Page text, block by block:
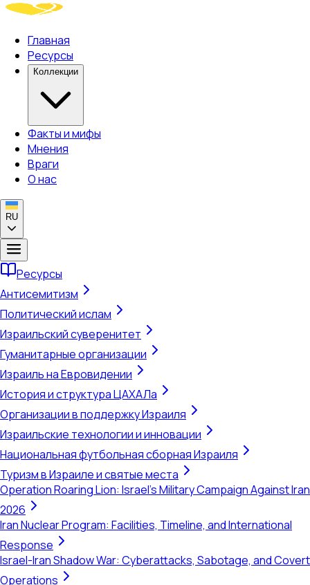
Главная
Ресурсы
Коллекции
Факты и мифы
Мнения
Враги
О нас
RU
Ресурсы
Антисемитизм
Политический ислам
Израильский суверенитет
Гуманитарные организации
Израиль на Евровидении
История и структура ЦАХАЛа
Организации в поддержку Израиля
Израильские технологии и инновации
Национальная футбольная сборная Израиля
Туризм в Израиле и святые места
Operation Roaring Lion: Israel's Military Campaign Against Iran
2026
Iran Nuclear Program: Facilities, Timeline, and International
Response
Israel-Iran Shadow War: Cyberattacks, Sabotage, and Covert
Operations